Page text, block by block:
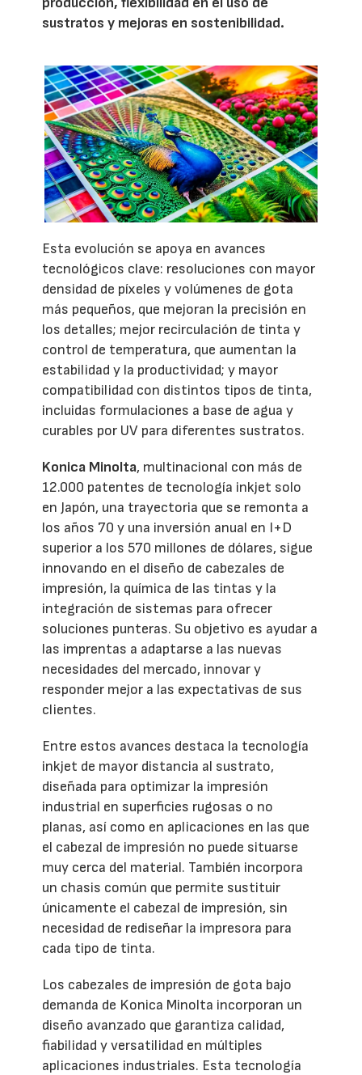
sustratos y mejoras en sostenibilidad.
Esta evolución se apoya en avances
tecnológicos clave: resoluciones con mayor
densidad de píxeles y volúmenes de gota
más pequeños, que mejoran la precisión en
los detalles; mejor recirculación de tinta y
control de temperatura, que aumentan la
estabilidad y la productividad; y mayor
compatibilidad con distintos tipos de tinta,
incluidas formulaciones a base de agua y
curables por UV para diferentes sustratos.
Konica Minolta, multinacional con más de
12.000 patentes de tecnología inkjet solo
en Japón, una trayectoria que se remonta a
los años 70 y una inversión anual en I+D
superior a los 570 millones de dólares, sigue
innovando en el diseño de cabezales de
impresión, la química de las tintas y la
integración de sistemas para ofrecer
soluciones punteras. Su objetivo es ayudar a
las imprentas a adaptarse a las nuevas
necesidades del mercado, innovar y
responder mejor a las expectativas de sus
clientes.
Entre estos avances destaca la tecnología
inkjet de mayor distancia al sustrato,
diseñada para optimizar la impresión
industrial en superficies rugosas o no
planas, así como en aplicaciones en las que
el cabezal de impresión no puede situarse
muy cerca del material. También incorpora
un chasis común que permite sustituir
únicamente el cabezal de impresión, sin
necesidad de rediseñar la impresora para
cada tipo de tinta.
Los cabezales de impresión de gota bajo
demanda de Konica Minolta incorporan un
diseño avanzado que garantiza calidad,
fiabilidad y versatilidad en múltiples
aplicaciones industriales. Esta tecnología